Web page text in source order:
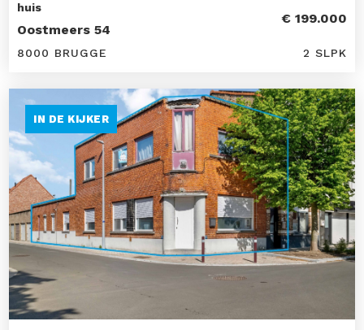
huis
Oostmeers 54
€ 199.000
8000 BRUGGE 2 SLPK
IN DE KIJKER